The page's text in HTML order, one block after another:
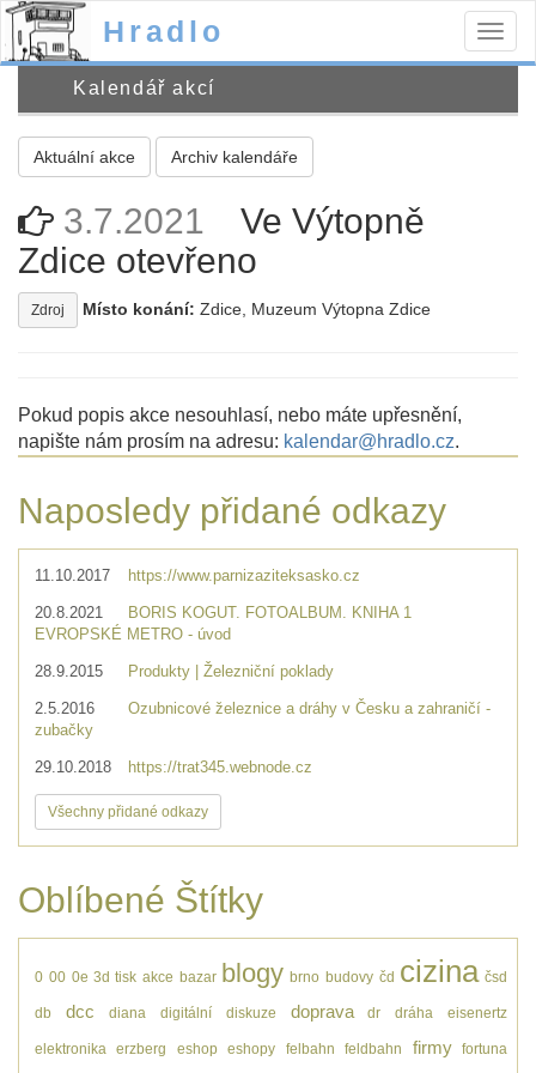
Hradlo
Kalendář akcí
Aktuální akce Archiv kalendáře
3.7.2021
Ve Výtopně
Zdice otevřeno
Zdroj Místo konání: Zdice, Muzeum Výtopna Zdice
Pokud popis akce nesouhlasí, nebo máte upřesnění,
napište nám prosím na adresu: kalendar@hradlo.cz.
Naposledy přidané odkazy
11.10.2017 https://www.parnizaziteksasko.cz
20.8.2021
BORIS KOGUT. FOTOALBUM. KNIHA 1
EVROPSKÉ METRO - úvod
28.9.2015 Produkty | Železniční poklady
2.5.2016
Ozubnicové železnice a dráhy v Česku a zahraničí -
zubačky
29.10.2018 https://trat345.webnode.cz
Všechny přidané odkazy
Oblíbené Štítky
0 00 0e 3d tisk akce bazar blogy brno budovy čd cizina čsd
db dcc diana digitální diskuze doprava dr dráha eisenertz
elektronika erzberg eshop eshopy felbahn feldbahn firmy fortuna